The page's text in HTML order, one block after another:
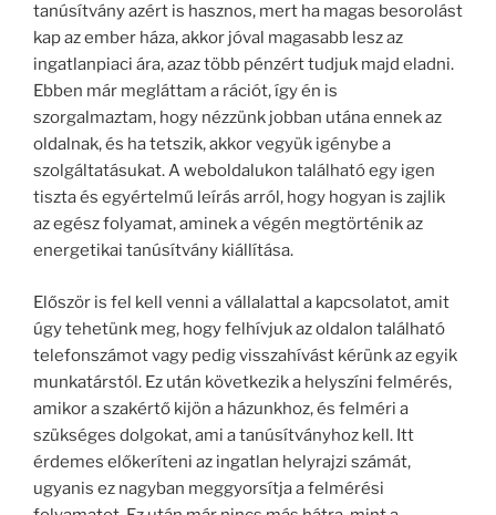
tanúsítvány azért is hasznos, mert ha magas besorolást
kap az ember háza, akkor jóval magasabb lesz az
ingatlanpiaci ára, azaz több pénzért tudjuk majd eladni.
Ebben már megláttam a rációt, így én is
szorgalmaztam, hogy nézzünk jobban utána ennek az
oldalnak, és ha tetszik, akkor vegyük igénybe a
szolgáltatásukat. A weboldalukon található egy igen
tiszta és egyértelmű leírás arról, hogy hogyan is zajlik
az egész folyamat, aminek a végén megtörténik az
energetikai tanúsítvány kiállítása.
Először is fel kell venni a vállalattal a kapcsolatot, amit
úgy tehetünk meg, hogy felhívjuk az oldalon található
telefonszámot vagy pedig visszahívást kérünk az egyik
munkatárstól. Ez után következik a helyszíni felmérés,
amikor a szakértő kijön a házunkhoz, és felméri a
szükséges dolgokat, ami a tanúsítványhoz kell. Itt
érdemes előkeríteni az ingatlan helyrajzi számát,
ugyanis ez nagyban meggyorsítja a felmérési